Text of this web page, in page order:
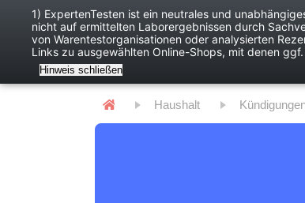
Baby
Haushalt
1) ExpertenTesten ist ein neutrales und
nicht auf ermittelten Laborergebnissen durch
von Warentestorganisationen oder analysierten
Links zu ausgewählten Online-Shops, mit denen
Hinweis schließen